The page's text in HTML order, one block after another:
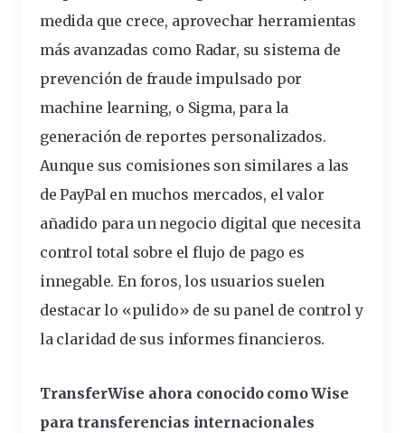
medida que crece, aprovechar herramientas
más avanzadas como Radar, su sistema de
prevención de fraude impulsado por
machine learning, o Sigma, para la
generación de reportes personalizados.
Aunque sus comisiones son similares a las
de PayPal en muchos mercados, el valor
añadido para un negocio digital que necesita
control total sobre el flujo de pago es
innegable. En foros, los usuarios suelen
destacar lo «pulido» de su panel de control y
la claridad de sus informes financieros.
TransferWise ahora conocido como Wise
paratransferencias internacionales